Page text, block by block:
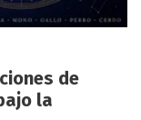
de
la